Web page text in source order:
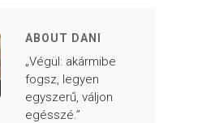
ABOUT DANI
„Végül: akármibe
fogsz, legyen
egyszerű, váljon
egésszé.”